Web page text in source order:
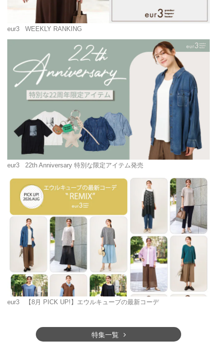
eur3 WEEKLY RANKING
eur3 22th Anniversary 特別な限定アイテム発売
eur3 【8月 PICK UP!】エウルキューブの最新コーデ
特集一覧